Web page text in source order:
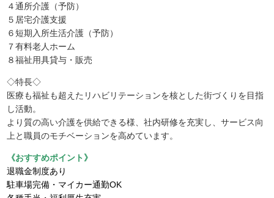
４通所介護（予防）
５居宅介護支援
６短期入所生活介護（予防）
７有料老人ホーム
８福祉用具貸与・販売
◇特長◇
医療も福祉も超えたリハビリテーションを核とした街づくりを目指
し活動。
より質の高い介護を供給できる様、社内研修を充実し、サービス向
上と職員のモチベーションを高めています。
《おすすめポイント》
退職金制度あり
駐車場完備・マイカー通勤OK